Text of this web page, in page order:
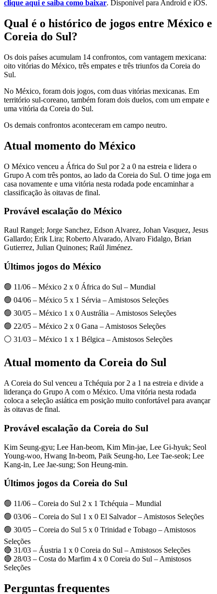
clique aqui e saiba como baixar. Disponível para Android e iOS.
Qual é o histórico de jogos entre México e
Coreia do Sul?
Os dois países acumulam 14 confrontos, com vantagem mexicana:
oito vitórias do México, três empates e três triunfos da Coreia do
Sul.
No México, foram dois jogos, com duas vitórias mexicanas. Em
território sul-coreano, também foram dois duelos, com um empate e
uma vitória da Coreia do Sul.
Os demais confrontos aconteceram em campo neutro.
Atual momento do México
O México venceu a África do Sul por 2 a 0 na estreia e lidera o
Grupo A com três pontos, ao lado da Coreia do Sul. O time joga em
casa novamente e uma vitória nesta rodada pode encaminhar a
classificação às oitavas de final.
Provável escalação do México
Raul Rangel; Jorge Sanchez, Edson Alvarez, Johan Vasquez, Jesus
Gallardo; Erik Lira; Roberto Alvarado, Alvaro Fidalgo, Brian
Gutierrez, Julian Quinones; Raúl Jiménez.
Últimos jogos do México
🟢 11/06 – México 2 x 0 África do Sul – Mundial
🟢 04/06 – México 5 x 1 Sérvia – Amistosos Seleções
🟢 30/05 – México 1 x 0 Austrália – Amistosos Seleções
🟢 22/05 – México 2 x 0 Gana – Amistosos Seleções
⚪ 31/03 – México 1 x 1 Bélgica – Amistosos Seleções
Atual momento da Coreia do Sul
A Coreia do Sul venceu a Tchéquia por 2 a 1 na estreia e divide a
liderança do Grupo A com o México. Uma vitória nesta rodada
coloca a seleção asiática em posição muito confortável para avançar
às oitavas de final.
Provável escalação da Coreia do Sul
Kim Seung-gyu; Lee Han-beom, Kim Min-jae, Lee Gi-hyuk; Seol
Young-woo, Hwang In-beom, Paik Seung-ho, Lee Tae-seok; Lee
Kang-in, Lee Jae-sung; Son Heung-min.
Últimos jogos da Coreia do Sul
🟢 11/06 – Coreia do Sul 2 x 1 Tchéquia – Mundial
🟢 03/06 – Coreia do Sul 1 x 0 El Salvador – Amistosos Seleções
🟢 30/05 – Coreia do Sul 5 x 0 Trinidad e Tobago – Amistosos
Seleções
🔴 31/03 – Áustria 1 x 0 Coreia do Sul – Amistosos Seleções
🔴 28/03 – Costa do Marfim 4 x 0 Coreia do Sul – Amistosos
Seleções
Perguntas frequentes